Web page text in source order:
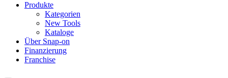
Produkte
Kategorien
New Tools
Kataloge
Über Snap-on
Finanzierung
Franchise